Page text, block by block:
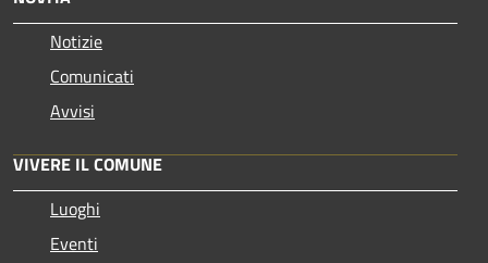
Notizie
Comunicati
Avvisi
VIVERE IL COMUNE
Luoghi
Eventi